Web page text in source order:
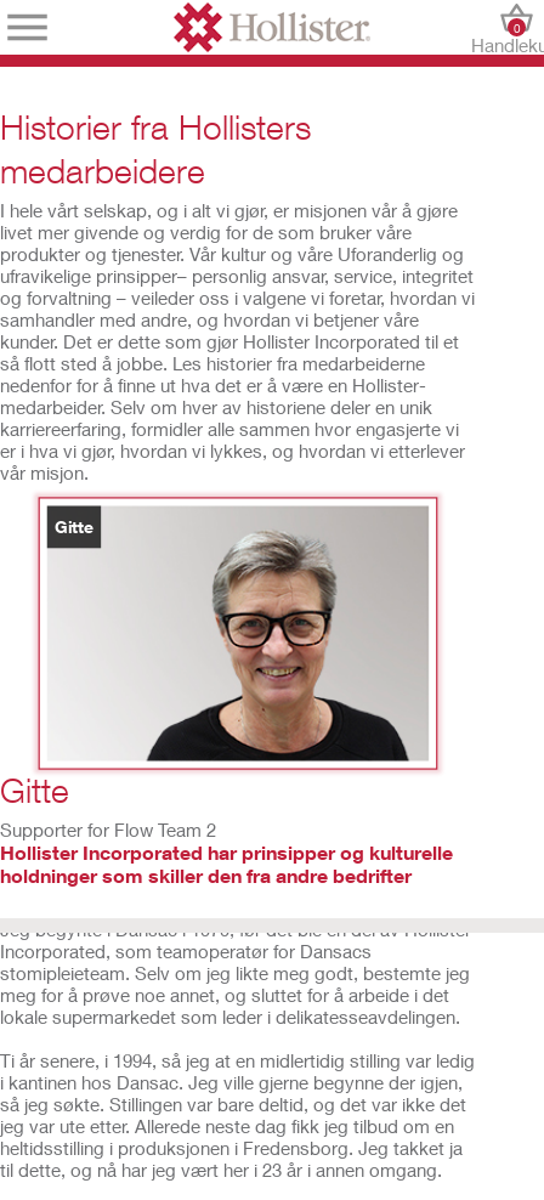
0
Historier fra Hollisters
medarbeidere
I hele vårt selskap, og i alt vi gjør, er misjonen vår å gjøre
livet mer givende og verdig for de som bruker våre
produkter og tjenester. Vår kultur og våre Uforanderlig og
ufravikelige prinsipper– personlig ansvar, service, integritet
og forvaltning – veileder oss i valgene vi foretar, hvordan vi
samhandler med andre, og hvordan vi betjener våre
kunder. Det er dette som gjør Hollister Incorporated til et
så flott sted å jobbe. Les historier fra medarbeiderne
nedenfor for å finne ut hva det er å være en Hollister-
medarbeider. Selv om hver av historiene deler en unik
karriereerfaring, formidler alle sammen hvor engasjerte vi
er i hva vi gjør, hvordan vi lykkes, og hvordan vi etterlever
vår misjon.
Gitte
2/15
Gitte
Supporter for Flow Team 2
Hollister Incorporated har prinsipper og kulturelle
holdninger som skiller den fra andre bedrifter
Jeg begynte i Dansac i 1979, før det ble en del av Hollister
Incorporated, som teamoperatør for Dansacs
stomipleieteam. Selv om jeg likte meg godt, bestemte jeg
meg for å prøve noe annet, og sluttet for å arbeide i det
lokale supermarkedet som leder i delikatesseavdelingen.
Ti år senere, i 1994, så jeg at en midlertidig stilling var ledig
i kantinen hos Dansac. Jeg ville gjerne begynne der igjen,
så jeg søkte. Stillingen var bare deltid, og det var ikke det
jeg var ute etter. Allerede neste dag fikk jeg tilbud om en
heltidsstilling i produksjonen i Fredensborg. Jeg takket ja
til dette, og nå har jeg vært her i 23 år i annen omgang.